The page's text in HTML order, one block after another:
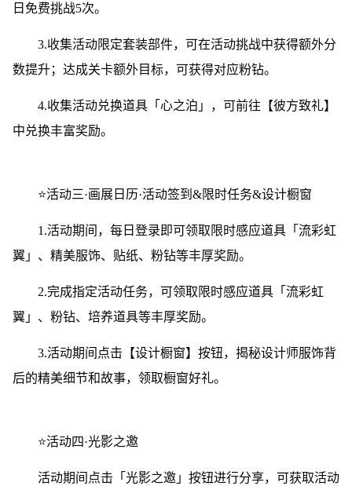
日免费挑战5次。
3.收集活动限定套装部件，可在活动挑战中获得额外分
数提升；达成关卡额外目标，可获得对应粉钻。
4.收集活动兑换道具「心之泊」，可前往【彼方致礼】
中兑换丰富奖励。
⭐活动三·画展日历·活动签到&限时任务&设计橱窗
1.活动期间，每日登录即可领取限时感应道具「流彩虹
翼」、精美服饰、贴纸、粉钻等丰厚奖励。
2.完成指定活动任务，可领取限时感应道具「流彩虹
翼」、粉钻、培养道具等丰厚奖励。
3.活动期间点击【设计橱窗】按钮，揭秘设计师服饰背
后的精美细节和故事，领取橱窗好礼。
⭐活动四·光影之邀
活动期间点击「光影之邀」按钮进行分享，可获取活动